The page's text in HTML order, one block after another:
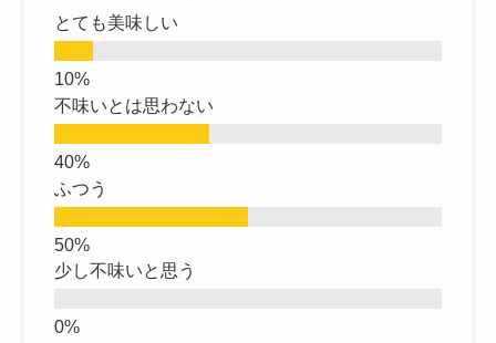
とても美味しい
不味いとは思わない
ふつう
少し不味いと思う